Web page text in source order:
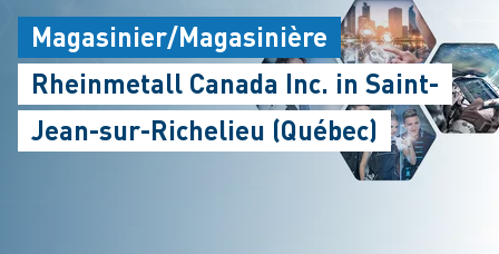
Magasinier/Magasinière
Rheinmetall Canada Inc. in Saint-
Jean-sur-Richelieu (Québec)